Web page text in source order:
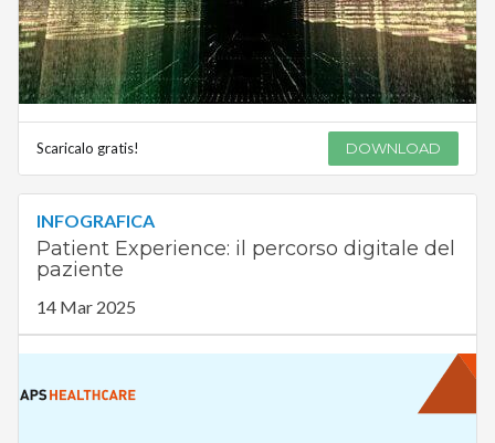
Scaricalo gratis! DOWNLOAD
INFOGRAFICA
Patient Experience: il percorso digitale del
paziente
14 Mar 2025